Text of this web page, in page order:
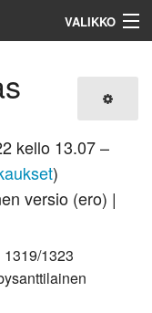
VALIKKO
kello 13.07 –
)
versio (ero) |
1323